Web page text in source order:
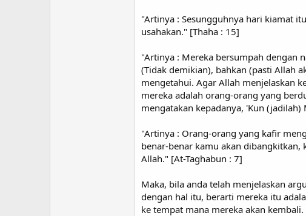
"Artinya : Sesungguhnya hari kiamat
usahakan." [Thaha : 15]
"Artinya : Mereka bersumpah dengan
(Tidak demikian), bahkan (pasti Allah
mengetahui. Agar Allah menjelaskan
mereka adalah orang-orang yang
mengatakan kepadanya, 'Kun
"Artinya : Orang-orang yang kafir
benar-benar kamu akan dibangkitkan,
Allah." [At-Taghabun : 7]
Maka, bila anda telah menjelaskan
dengan hal itu, berarti mereka itu
ke tempat mana mereka akan kembali.